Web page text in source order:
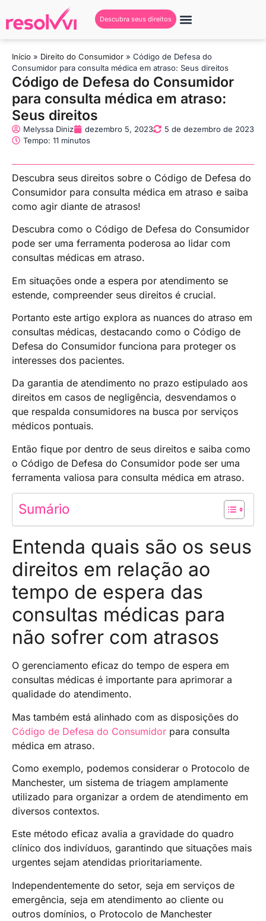
Descubra seus direitos
Início » Direito do Consumidor » Código de Defesa do
Consumidor para consulta médica em atraso: Seus direitos
Código de Defesa do Consumidor
para consulta médica em atraso:
Seus direitos
Melyssa Diniz dezembro 5, 2023
5 de dezembro de 2023
Tempo: 11 minutos
Descubra seus direitos sobre o Código de Defesa do
Consumidor para consulta médica em atraso e saiba
como agir diante de atrasos!
Descubra como o Código de Defesa do Consumidor
pode ser uma ferramenta poderosa ao lidar com
consultas médicas em atraso.
Em situações onde a espera por atendimento se
estende, compreender seus direitos é crucial.
Portanto este artigo explora as nuances do atraso em
consultas médicas, destacando como o Código de
Defesa do Consumidor funciona para proteger os
interesses dos pacientes.
Da garantia de atendimento no prazo estipulado aos
direitos em casos de negligência, desvendamos o
que respalda consumidores na busca por serviços
médicos pontuais.
Então fique por dentro de seus direitos e saiba como
o Código de Defesa do Consumidor pode ser uma
ferramenta valiosa para consulta médica em atraso.
Sumário
Entenda quais são os seus
direitos em relação ao
tempo de espera das
consultas médicas para
não sofrer com atrasos
O gerenciamento eficaz do tempo de espera em
consultas médicas é importante para aprimorar a
qualidade do atendimento.
Mas também está alinhado com as disposições do
Código de Defesa do Consumidor para consulta
médica em atraso.
Como exemplo, podemos considerar o Protocolo de
Manchester, um sistema de triagem amplamente
utilizado para organizar a ordem de atendimento em
diversos contextos.
Este método eficaz avalia a gravidade do quadro
clínico dos indivíduos, garantindo que situações mais
urgentes sejam atendidas prioritariamente.
Independentemente do setor, seja em serviços de
emergência, seja em atendimento ao cliente ou
outros domínios, o Protocolo de Manchester